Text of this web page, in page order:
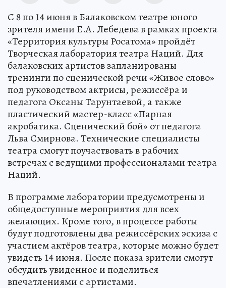
С 8 по 14 июня в Балаковском театре юного
зрителя имени Е.А. Лебедева в рамках проекта
«Территория культуры Росатома» пройдёт
Творческая лаборатория театра Наций. Для
балаковских артистов запланированы
тренинги по сценической речи «Живое слово»
под руководством актрисы, режиссёра и
педагога Оксаны Тарунтаевой, а также
пластический мастер-класс «Парная
акробатика. Сценический бой» от педагога
Льва Смирнова. Технические специалисты
театра смогут поучаствовать в рабочих
встречах с ведущими профессионалами театра
Наций.
В программе лаборатории предусмотрены и
общедоступные мероприятия для всех
желающих. Кроме того, в процессе работы
будут подготовлены два режиссёрских эскиза с
участием актёров театра, которые можно будет
увидеть 14 июня. После показа зрители смогут
обсудить увиденное и поделиться
впечатлениями с артистами.